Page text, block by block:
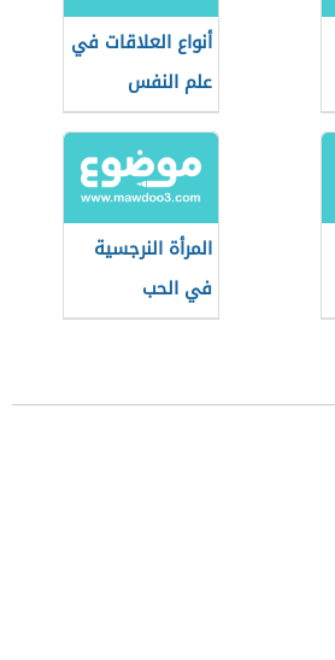
أنواع العلاقات في
علم النفس
المرأة النرجسية
في الحب